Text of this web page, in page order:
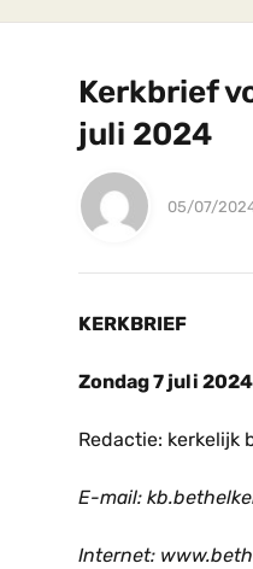
Kerkbrief
juli 2024
05/07/
KERKBRIEF
Zondag 7 juli 2024
Redactie: kerkelijk
E-mail:
Internet: